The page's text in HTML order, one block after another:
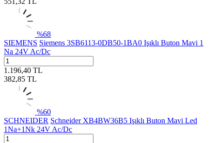
%68
SIEMENS Siemens 3SB6113-0DB50-1BA0 Işıklı Buton Mavi 1
Na 24V Ac/Dc
1.196,40 TL
382,85 TL
%60
SCHNEIDER Schneider XB4BW36B5 Işıklı Buton Mavi Led
1Na+1Nk 24V Ac/Dc